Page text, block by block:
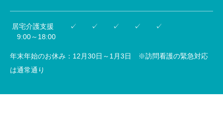
居宅介護支援
9:00～18:00
✓ ✓ ✓ ✓ ✓
年末年始のお休み：12月30日～1月3日 ※訪問看護の緊急対応
は通常通り